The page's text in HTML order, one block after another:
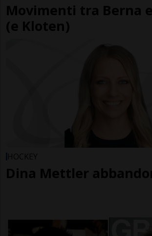
Movimenti tra Berna
(e Kloten)
HOCKEY
Dina Mettler